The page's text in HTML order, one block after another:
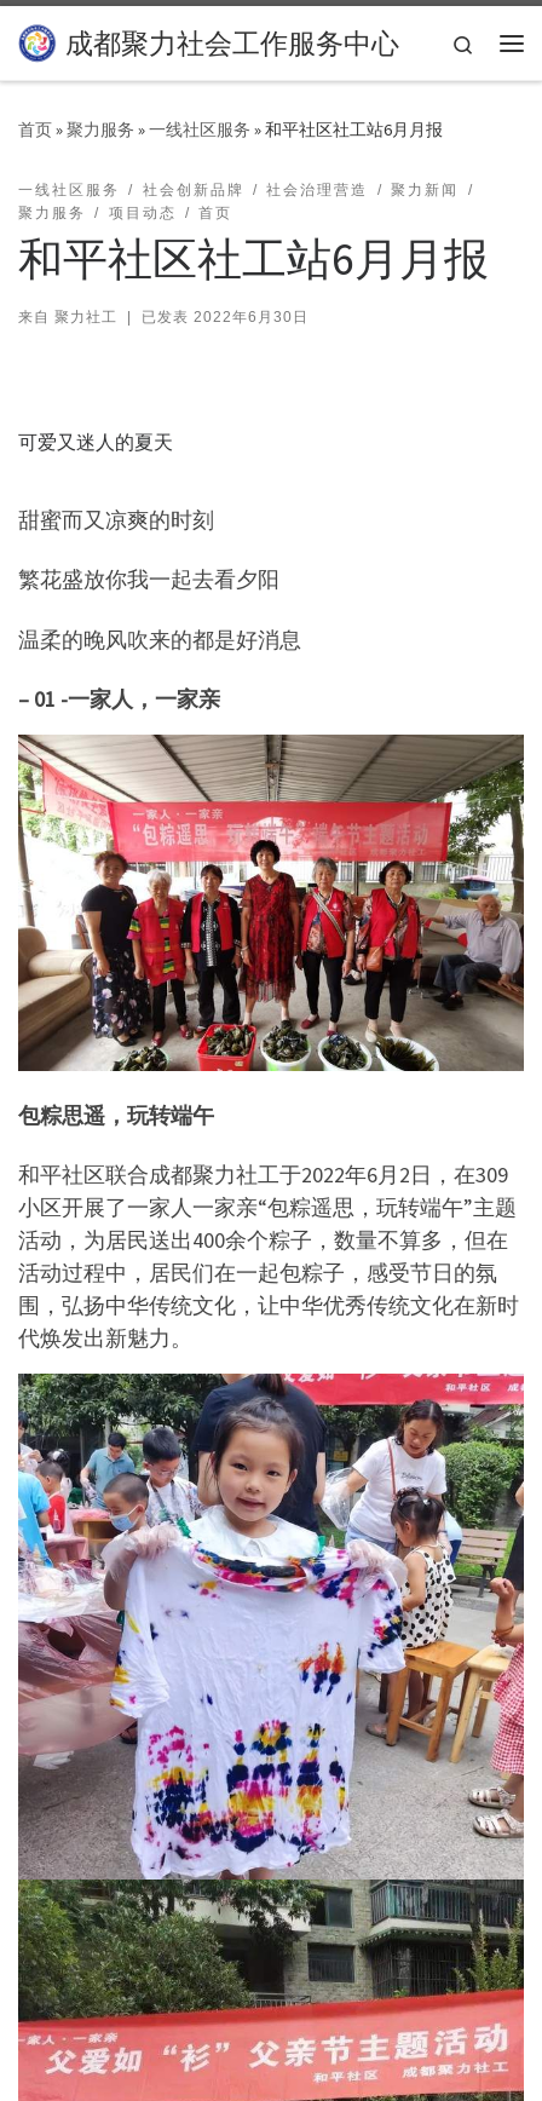
Skip to content
成都聚力社会工作服务中心
Search
首页»聚力服务 »一线社区服务 »和平社区社工站6月月报
一线社区服务 社会创新品牌 社会治理营造
聚力新闻
聚力服务
项目动态 首页
和平社区社工站6月月报
来自 聚力社工 已发表 2022年6月30日
可爱又迷人的夏天
甜蜜而又凉爽的时刻
繁花盛放你我一起去看夕阳
温柔的晚风吹来的都是好消息
– 01 -一家人，一家亲
包粽思遥，玩转端午
和平社区联合成都聚力社工于2022年6月2日，在309
小区开展了一家人一家亲“包粽遥思，玩转端午”主题
活动，为居民送出400余个粽子，数量不算多，但在
活动过程中，居民们在一起包粽子，感受节日的氛
围，弘扬中华传统文化，让中华优秀传统文化在新时
代焕发出新魅力。